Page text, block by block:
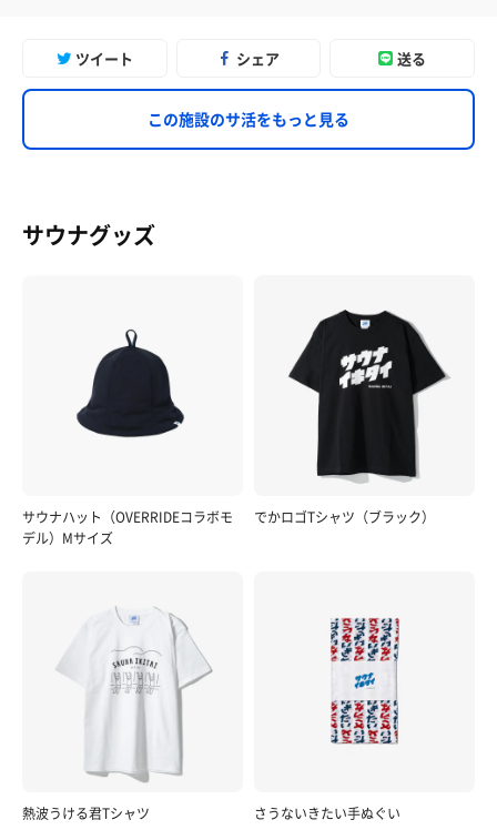
ツイート シェア 送る
この施設のサ活をもっと見る
サウナグッズ
サウナハット（OVERRIDEコラボモ
デル）Mサイズ
でかロゴTシャツ（ブラック）
熱波うける君Tシャツ さうないきたい手ぬぐい